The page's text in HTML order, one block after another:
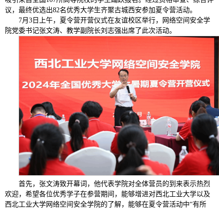
议，最终优选出82名优秀大学生齐聚古城西安参加夏令营活动。
7月3日上午，夏令营开营仪式在友谊校区举行，网络空间安全学
院党委书记张文涛、教学副院长刘志强出席了此次活动。
首先，张文涛致开幕词，他代表学院对全体营员的到来表示热烈
欢迎，希望各位优秀学子在参营期间，能够增进对西北工业大学以及
西北工业大学网络空间安全学院的了解，能够在夏令营活动中“有所